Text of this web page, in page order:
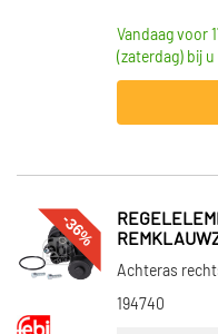
Vandaag voor
(zaterdag) bij u
-36%
Achteras
194740